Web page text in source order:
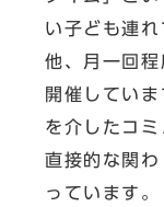
い子ども連
他、月一回
開催してい
を介したコ
直接的な関
っています。